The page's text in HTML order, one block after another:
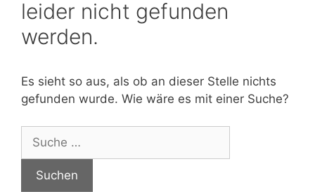
leider nicht gefunden
werden.
Es sieht so aus, als ob an dieser Stelle nichts
gefunden wurde. Wie wäre es mit einer Suche?
nach: